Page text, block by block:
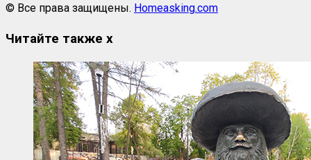
© Все права защищены. Homeasking.com
Читайте также x